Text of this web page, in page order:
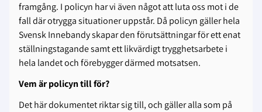
framgång. I policyn har vi även något att luta oss mot i de
fall där otrygga situationer uppstår. Då policyn gäller hela
Svensk Innebandy skapar den förutsättningar för ett enat
ställningstagande samt ett likvärdigt trygghetsarbete i
hela landet och förebygger därmed motsatsen.
Vem är policyn till för?
Det här dokumentet riktar sig till, och gäller alla som på